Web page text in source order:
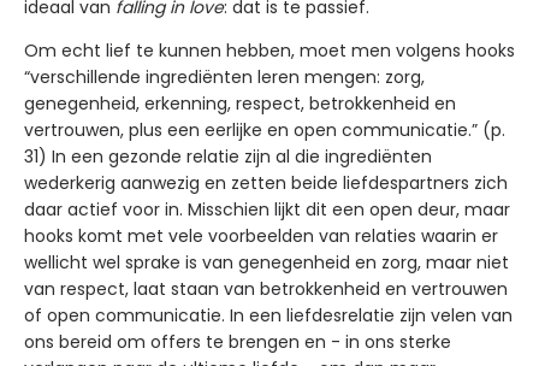
ideaal van falling in love: dat is te passief.
Om echt lief te kunnen hebben, moet men volgens hooks
“verschillende ingrediënten leren mengen: zorg,
genegenheid, erkenning, respect, betrokkenheid en
vertrouwen, plus een eerlijke en open communicatie.” (p.
31) In een gezonde relatie zijn al die ingrediënten
wederkerig aanwezig en zetten beide liefdespartners zich
daar actief voor in. Misschien lijkt dit een open deur, maar
hooks komt met vele voorbeelden van relaties waarin er
wellicht wel sprake is van genegenheid en zorg, maar niet
van respect, laat staan van betrokkenheid en vertrouwen
of open communicatie. In een liefdesrelatie zijn velen van
ons bereid om offers te brengen en - in ons sterke